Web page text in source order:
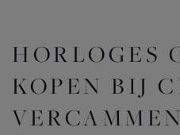
HORLOGES
KOPEN BIJ
VERCAMMEN